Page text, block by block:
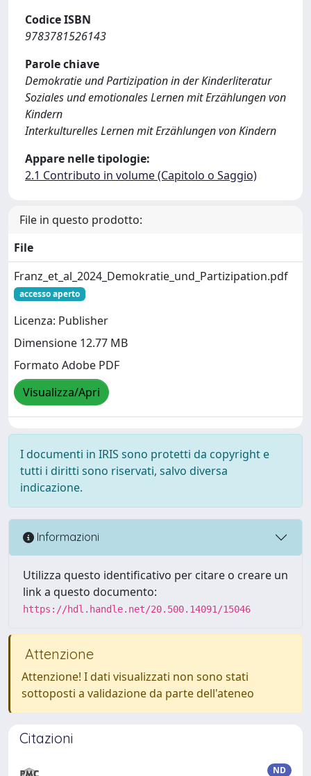
Codice ISBN
9783781526143
Parole chiave
Demokratie und Partizipation in der Kinderliteratur
Soziales und emotionales Lernen mit Erzählungen von
Kindern
Interkulturelles Lernen mit Erzählungen von Kindern
Appare nelle tipologie:
2.1 Contributo in volume (Capitolo o Saggio)
File in questo prodotto:
File
Franz_et_al_2024_Demokratie_und_Partizipation.pdf
accesso aperto
Licenza: Publisher
Dimensione 12.77 MB
Formato Adobe PDF
Visualizza/Apri
I documenti in IRIS sono protetti da copyright e
tutti i diritti sono riservati, salvo diversa
indicazione.
Informazioni
Utilizza questo identificativo per citare o creare un
link a questo documento:
https://hdl.handle.net/20.500.14091/15046
Attenzione
Attenzione! I dati visualizzati non sono stati
sottoposti a validazione da parte dell'ateneo
Citazioni
ND